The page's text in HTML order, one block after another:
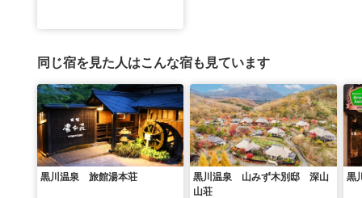
同じ宿を見た人はこんな宿も見ています
黒川温泉 旅館湯本荘
黒川温泉 山みず木別邸 深山
山荘
黒